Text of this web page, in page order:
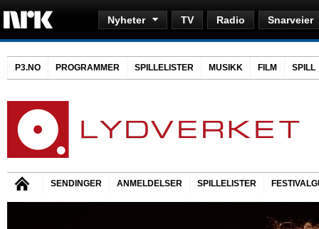
Nyheter TV Radio Snarveier
P3.NO PROGRAMMER SPILLELISTER MUSIKK FILM SPILL
SENDINGER ANMELDELSER SPILLELISTER